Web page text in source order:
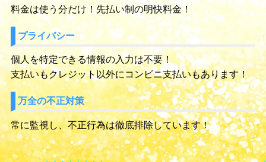
料金は使う分だけ！先払い制の明快料金！
プライバシー
個人を特定できる情報の入力は不要！
支払いもクレジット以外にコンビニ支払いもあります！
万全の不正対策
常に監視し、不正行為は徹底排除しています！